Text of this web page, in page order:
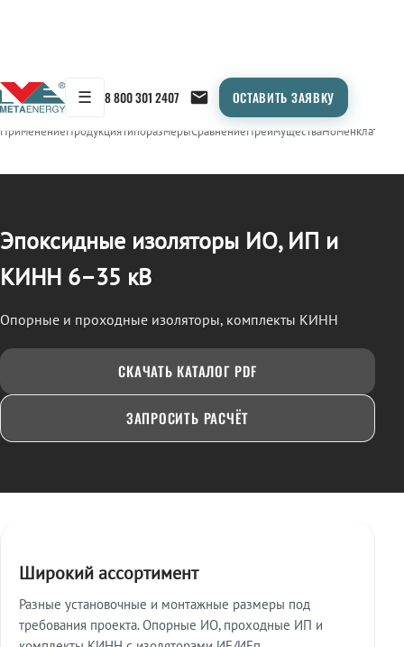
☰ 8 800 301 2407 ОСТАВИТЬ ЗАЯВКУ
← Продукция/ИЗОЛЯТОРЫ ЭПОКСИДНЫЕ (ИО, ИП, КИНН)
ПрименениеПродукцияТипоразмерыСравнениеПреимуществаНоменклатура
Эпоксидные изоляторы ИО, ИП и
КИНН 6–35 кВ
Опорные и проходные изоляторы, комплекты КИНН
СКАЧАТЬ КАТАЛОГ PDF
ЗАПРОСИТЬ РАСЧЁТ
Широкий ассортимент
Разные установочные и монтажные размеры под
требования проекта. Опорные ИО, проходные ИП и